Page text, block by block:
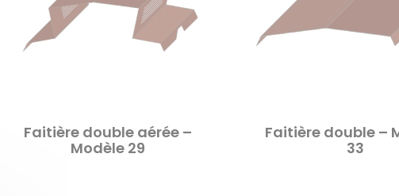
Faitière double aérée –
Modèle 29
Faitière double –
33